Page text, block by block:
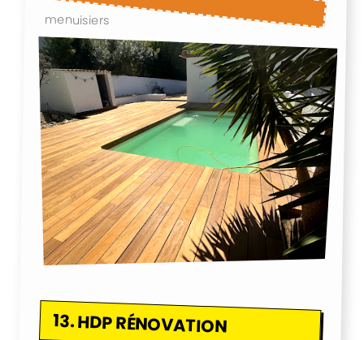
menuisiers
13.HDP RÉNOVATION